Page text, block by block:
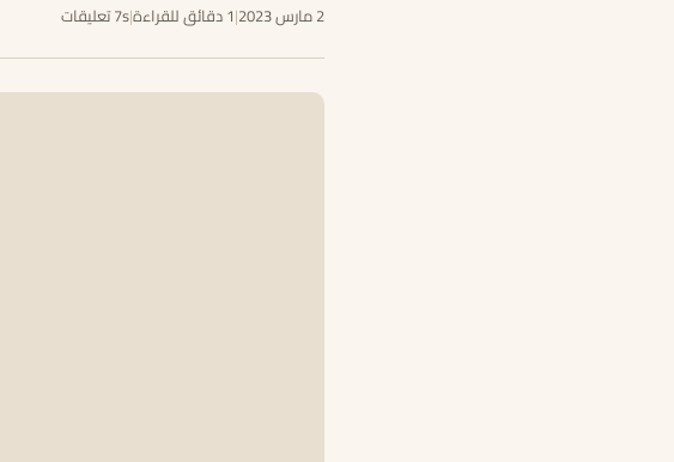
2 مارس 2023 |1 دقائق للقراءة |7s تعليقات